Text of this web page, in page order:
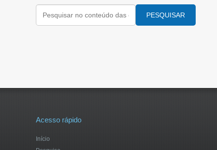
PESQUISAR
Acesso rápido
Início